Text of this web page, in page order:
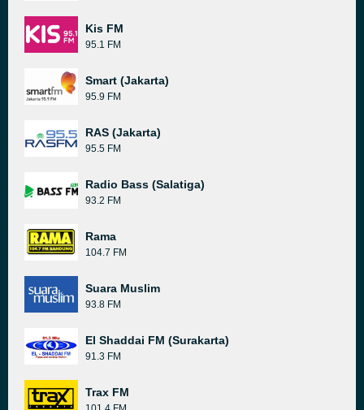
Kis FM
95.1 FM
Smart (Jakarta)
95.9 FM
RAS (Jakarta)
95.5 FM
Radio Bass (Salatiga)
93.2 FM
Rama
104.7 FM
Suara Muslim
93.8 FM
El Shaddai FM (Surakarta)
91.3 FM
Trax FM